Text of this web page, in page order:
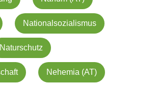
Nationalsozialismus
Naturschutz
Nehemia (AT)